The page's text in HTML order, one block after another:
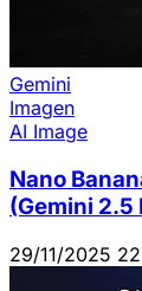
Gemini
Imagen
AI Image
Nano
(Gemini 2.5
29/11/2025